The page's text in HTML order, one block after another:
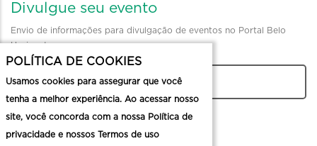
Divulgue seu evento
Envio de informações para divulgação de eventos no Portal Belo
Horizonte
CADASTRAR
POLÍTICA DE COOKIES
Usamos cookies para assegurar que você
tenha a melhor experiência. Ao acessar nosso
site, você concorda com a nossa Política de
privacidade e nossos Termos de uso